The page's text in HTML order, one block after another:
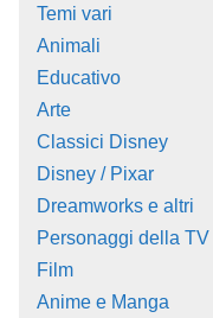
Temi vari
Animali
Educativo
Arte
Classici Disney
Disney / Pixar
Dreamworks e altri
Personaggi della TV
Film
Anime e Manga